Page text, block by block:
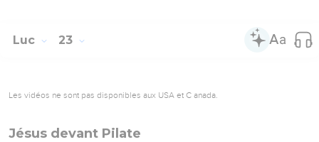
Luc 23
Les vidéos ne sont pas disponibles aux USA et C anada.
Jésus devant Pilate